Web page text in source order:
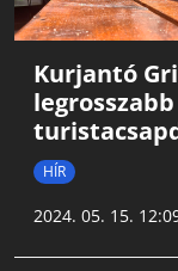
Kurjantó
HÍR
2024. 05. 15.